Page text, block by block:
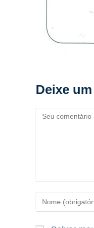
Deixe